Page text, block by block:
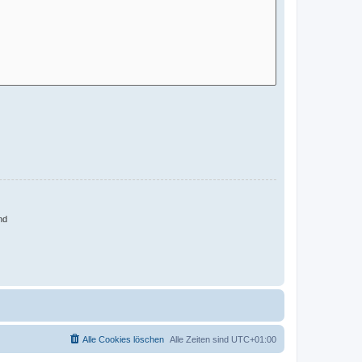
Alle Zeiten sind UTC+01:00
Alle Cookies löschen